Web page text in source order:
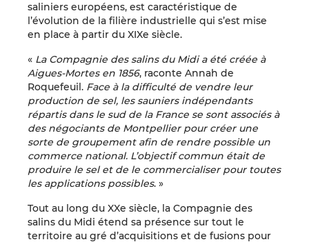
saliniers européens, est caractéristique de
l’évolution de la filière industrielle qui s’est mise
en place à partir du XIXe siècle.
« La Compagnie des salins du Midi a été créée à
Aigues-Mortes en 1856, raconte Annah de
Roquefeuil. Face à la difficulté de vendre leur
production de sel, les sauniers indépendants
répartis dans le sud de la France se sont associés à
des négociants de Montpellier pour créer une
sorte de groupement afin de rendre possible un
commerce national. L’objectif commun était de
produire le sel et de le commercialiser pour toutes
les applications possibles. »
Tout au long du XXe siècle, la Compagnie des
salins du Midi étend sa présence sur tout le
territoire au gré d’acquisitions et de fusions pour